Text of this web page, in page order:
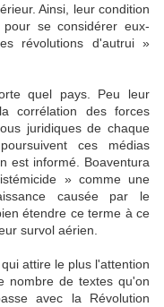
Ainsi, leur condition
se considérer eux-
révolutions d'autrui »
quel pays. Peu leur
corrélation des forces
juridiques de chaque
ces médias
est informé. Boaventura
» comme une
causée par le
étendre ce terme à ce
survol aérien.
attire le plus l'attention
nombre de textes qu'on
avec la Révolution